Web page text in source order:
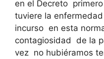
en el Decreto
tuviere la
incurso en esta
contagiosidad de la
vez no hubiéramos